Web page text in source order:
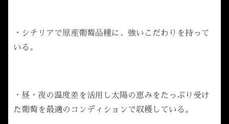
・シチリアで原産葡萄品種に、強いこだわりを持って
いる。
・昼・夜の温度差を活用し太陽の恵みをたっぷり受け
た葡萄を最適のコンディションで収穫している。